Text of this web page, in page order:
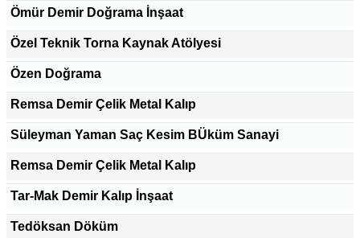
Ömür Demir Doğrama İnşaat
Özel Teknik Torna Kaynak Atölyesi
Özen Doğrama
Remsa Demir Çelik Metal Kalıp
Süleyman Yaman Saç Kesim BÜküm Sanayi
Remsa Demir Çelik Metal Kalıp
Tar-Mak Demir Kalıp İnşaat
Tedöksan Döküm